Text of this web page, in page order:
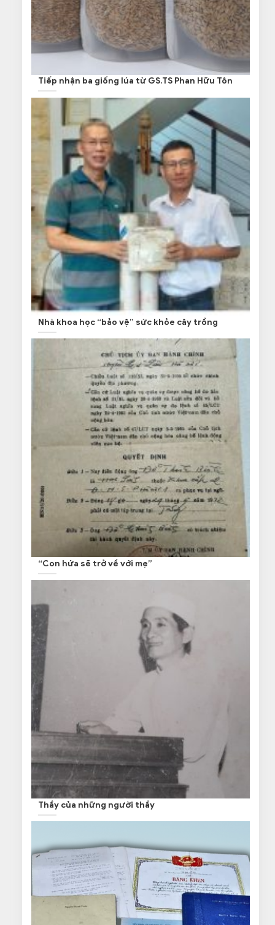
Tiếp nhận ba giống lúa từ GS.TS Phan Hữu Tôn
Nhà khoa học “bảo vệ” sức khỏe cây trồng
“Con hứa sẽ trở về với mẹ”
Thầy của những người thầy